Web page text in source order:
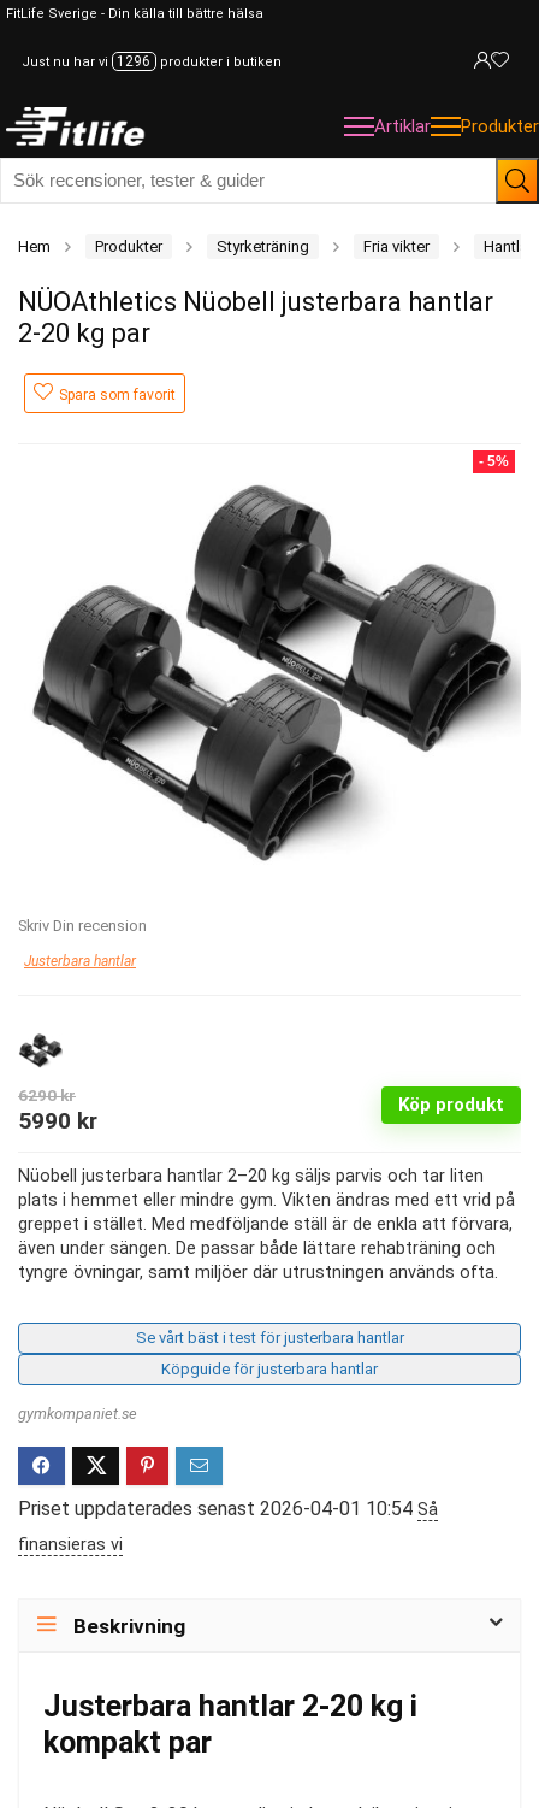
FitLife Sverige - Din källa till bättre hälsa
Just nu har vi 1296 produkter i butiken
Artiklar Produkter
Hem Produkter Styrketräning Fria vikter Hantlar
NÜOAthletics Nüobell justerbara hantlar
2-20 kg par
Spara som favorit
- 5%
Skriv Din recension
Justerbara hantlar
Köp produkt
6290kr
Det
priset
var:
6290 kr.
5990 krDet
priset
är:
5990 kr.
Nüobell justerbara hantlar 2–20 kg säljs parvis och tar liten
plats i hemmet eller mindre gym. Vikten ändras med ett vrid på
greppet i stället. Med medföljande ställ är de enkla att förvara,
även under sängen. De passar både lättare rehabträning och
tyngre övningar, samt miljöer där utrustningen används ofta.
Se vårt bäst i test för justerbara hantlar
Köpguide för justerbara hantlar
gymkompaniet.se
Priset uppdaterades senast 2026-04-01 10:54 Så
finansieras vi
Beskrivning
Justerbara hantlar 2-20 kg i
kompakt par